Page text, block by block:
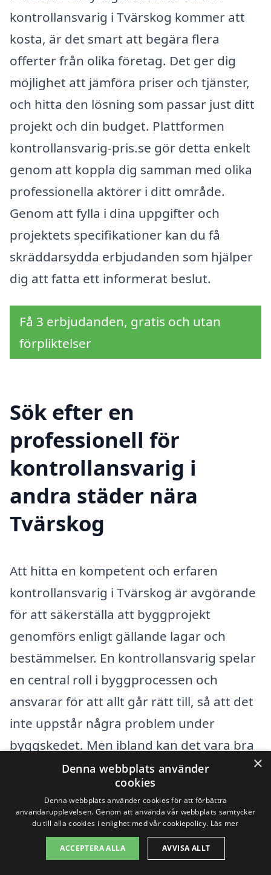
kontrollansvarig i Tvärskog kommer att
kosta, är det smart att begära flera
offerter från olika företag. Det ger dig
möjlighet att jämföra priser och tjänster,
och hitta den lösning som passar just ditt
projekt och din budget. Plattformen
kontrollansvarig-pris.se gör detta enkelt
genom att koppla dig samman med olika
professionella aktörer i ditt område.
Genom att fylla i dina uppgifter och
projektets specifikationer kan du få
skräddarsydda erbjudanden som hjälper
dig att fatta ett informerat beslut.
Få 3 erbjudanden, gratis och utan
förpliktelser
Sök efter en
professionell för
kontrollansvarig i
andra städer nära
Tvärskog
Att hitta en kompetent och erfaren
kontrollansvarig i Tvärskog är avgörande
för att säkerställa att byggprojekt
genomförs enligt gällande lagar och
bestämmelser. En kontrollansvarig spelar
en central roll i byggprocessen och
ansvarar för att allt går rätt till, så att det
inte uppstår några problem under
byggskedet. Men ibland kan det vara bra
att även överväga alternativ i
angränsande städer för att hitta den allra
bästa lösningen för dina behov.
Det finns flera städer i närheten av
×
Denna webbplats använder
cookies
Denna webbplats använder cookies för att förbättra
användarupplevelsen. Genom att använda vår webbplats samtycker
du till alla cookies i enlighet med vår cookiepolicy. Läs mer
ACCEPTERA ALLA AVVISA ALLT